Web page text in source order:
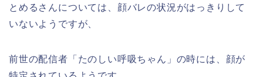
とめるさんについては、顔バレの状況がはっきりして
いないようですが、
前世の配信者「たのしい呼吸ちゃん」の時には、顔が